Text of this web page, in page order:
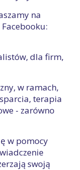
na
dla firm,
w ramach,
terapia
- zarówno
w pomocy
swoją